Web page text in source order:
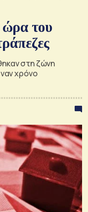
ώρα του
στη ζώνη
χρόνο